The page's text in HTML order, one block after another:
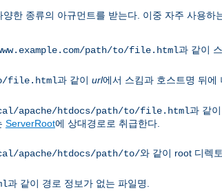
양한 종류의 아규먼트를 받는다. 이중 자주 사용하
path/to/file.html과 같이
file.html과 같이 url에서 스킴과 호스트명 뒤에
apache/htdocs/path/to/file.html과 같
ServerRoot에 상대경로로 취급한다.
apache/htdocs/path/to/와 같이 root 디렉
과 같이 경로 정보가 없는 파일명.